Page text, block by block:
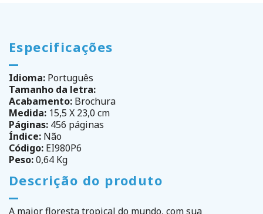
Especificações
Idioma: Português
Tamanho da letra:
Acabamento: Brochura
Medida: 15,5 X 23,0 cm
Páginas: 456 páginas
Índice: Não
Código: EI980P6
Peso:0,64 Kg
Descrição do produto
A maior floresta tropical do mundo, com sua